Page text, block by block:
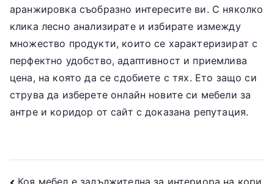
аранжировка съобразно интересите ви. С няколко
клика лесно анализирате и избирате измежду
множество продукти, които се характеризират с
перфектно удобство, адаптивност и приемлива
цена, на която да се сдобиете с тях. Ето защо си
струва да изберете онлайн новите си мебели за
антре и коридор от сайт с доказана репутация.
Коя мебел е задължителна за интериора на кори